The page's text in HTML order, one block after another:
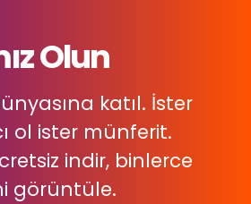
Olun
katıl. İster
ol ister münferit.
indir, binlerce
görüntüle.